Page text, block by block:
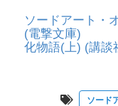
ソードアート・
(電撃文庫)
化物語(上) (講談
ソード